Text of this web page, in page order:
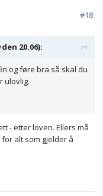
#18
20.06):
og føre bra så skal du
ulovlig.
- etter loven. Ellers må
alt som gjelder å